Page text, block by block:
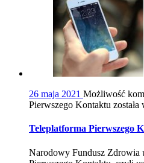
26 maja 2021 Możliwość
Pierwszego Kontaktu została
Teleplatforma Pierwszego
Narodowy Fundusz Zdrowia